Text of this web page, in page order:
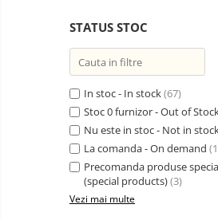
Telefoane mobile Unihertz
Telefoane mobile Cubot
Telefoane mobile Blackview
Telefoane mobile OSCAL
Telefoane mobile Fossibot
Telefoane mobile Lagenio
Telefoane mobile Samsung
Telefoane mobile iSEN
Telefoane mobile F150
STATUS STOC
In stoc - In stock(67)
Stoc 0 furnizor - Out of
Nu este in stoc - Not in
La comanda - On demand
Precomanda produse
(special products)(3)
Vezi mai multe